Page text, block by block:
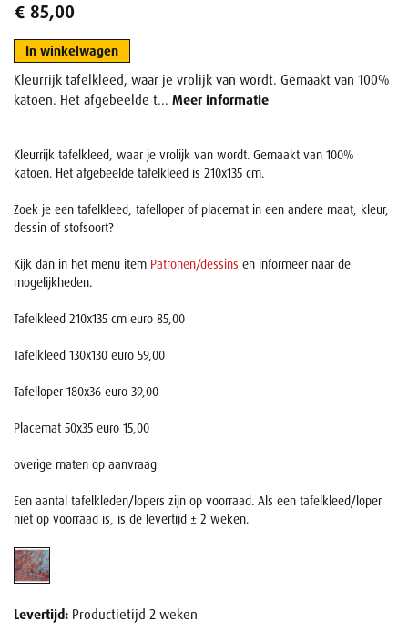
€ 85,00
In winkelwagen
Kleurrijk tafelkleed, waar je vrolijk van wordt. Gemaakt van 100%
katoen. Het afgebeelde t... Meer informatie
Kleurrijk tafelkleed, waar je vrolijk van wordt. Gemaakt van 100%
katoen. Het afgebeelde tafelkleed is 210x135 cm.
Zoek je een tafelkleed, tafelloper of placemat in een andere maat, kleur,
dessin of stofsoort?
Kijk dan in het menu item Patronen/dessins en informeer naar de
mogelijkheden.
Tafelkleed 210x135 cm euro 85,00
Tafelkleed 130x130 euro 59,00
Tafelloper 180x36 euro 39,00
Placemat 50x35 euro 15,00
overige maten op aanvraag
Een aantal tafelkleden/lopers zijn op voorraad. Als een tafelkleed/loper
niet op voorraad is, is de levertijd ± 2 weken.
Levertijd: Productietijd 2 weken